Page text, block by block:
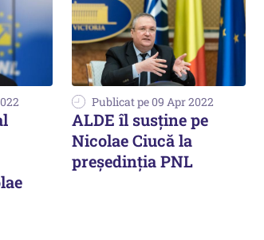
Publicat pe 09 Apr 2022
ALDE îl susţine pe
Nicolae Ciucă la
preşedinţia PNL